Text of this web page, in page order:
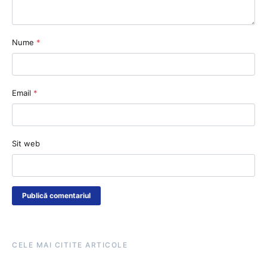
Nume *
Email *
Sit web
CELE MAI CITITE ARTICOLE